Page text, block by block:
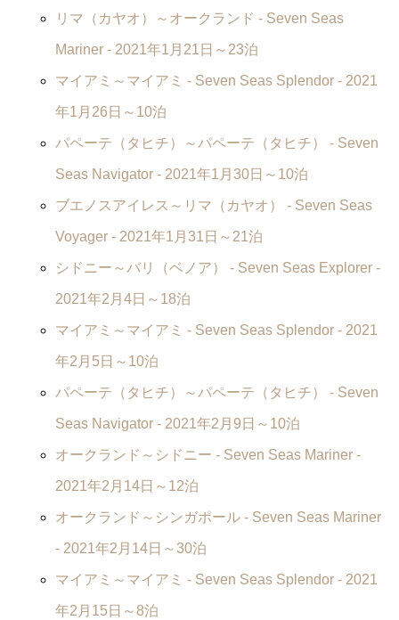
リマ（カヤオ）～オークランド - Seven Seas
Mariner- 2021年1月21日～23泊
マイアミ～マイアミ - Seven Seas Splendor- 2021
年1月26日～10泊
パペーテ（タヒチ）～パペーテ（タヒチ） - Seven
Seas Navigator- 2021年1月30日～10泊
ブエノスアイレス～リマ（カヤオ） - Seven Seas
Voyager- 2021年1月31日～21泊
シドニー～バリ（ベノア） - Seven Seas Explorer-
2021年2月4日～18泊
マイアミ～マイアミ - Seven Seas Splendor- 2021
年2月5日～10泊
パペーテ（タヒチ）～パペーテ（タヒチ） - Seven
Seas Navigator- 2021年2月9日～10泊
オークランド～シドニー - Seven Seas Mariner-
2021年2月14日～12泊
オークランド～シンガポール - Seven Seas Mariner
- 2021年2月14日～30泊
マイアミ～マイアミ - Seven Seas Splendor- 2021
年2月15日～8泊